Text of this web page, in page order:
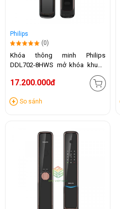
Philips
(0)
Khóa thông minh Philips
DDL702-8HWS mở khóa khuôn
17.200.000đ
So sánh